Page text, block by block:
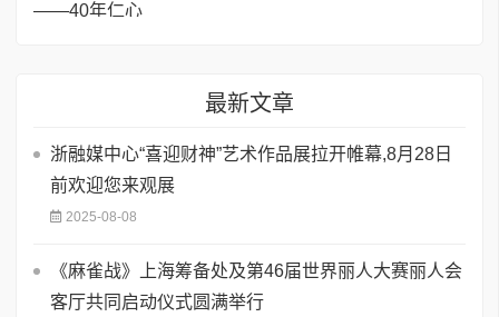
最新文章
浙融媒中心“喜迎财神”艺术作品展拉开帷幕,8月28日
前欢迎您来观展
2025-08-08
《麻雀战》上海筹备处及第46届世界丽人大赛丽人会
客厅共同启动仪式圆满举行